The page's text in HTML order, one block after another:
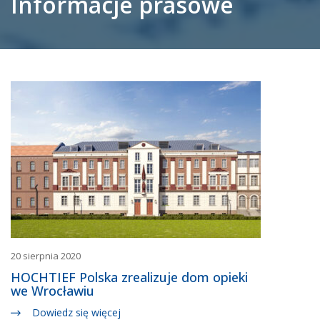
20 sierpnia 2020
HOCHTIEF Polska zrealizuje dom opieki
we Wrocławiu
Dowiedz się więcej